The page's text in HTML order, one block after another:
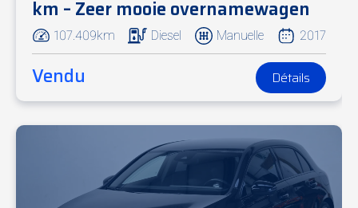
km – Zeer mooie overnamewagen
107.409km Diesel Manuelle 2017
Vendu Détails